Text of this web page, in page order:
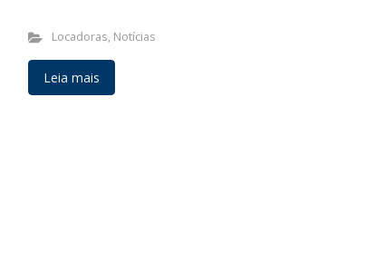
Locadoras, Notícias
Leia mais